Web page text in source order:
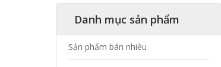
Danh mục sản phẩm
Sản phẩm bán nhiều